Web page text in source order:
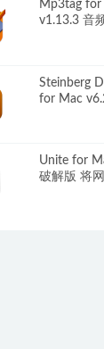
Mp3tag for
v1.13.3 音
Steinberg
for Mac
Unite for
破解版 将